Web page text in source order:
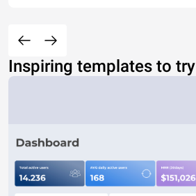
Inspiring templates to try